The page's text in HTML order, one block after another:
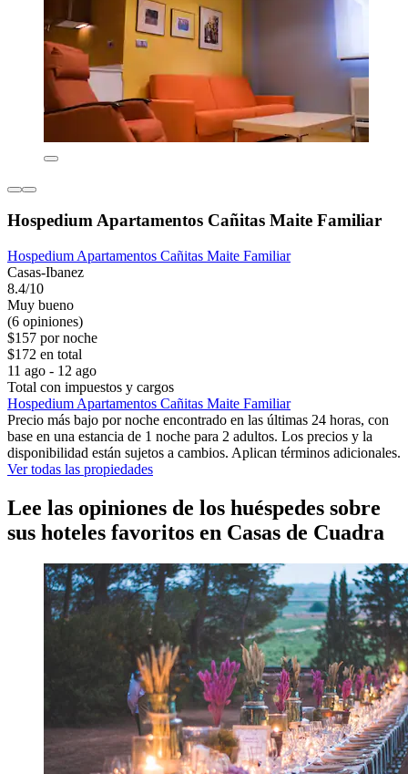
Hospedium Apartamentos Cañitas Maite Familiar
Hospedium Apartamentos Cañitas Maite Familiar
Casas-Ibanez
8.4/10
Muy bueno
(6 opiniones)
$157 por noche
$172 en total
11 ago - 12 ago
Total con impuestos y cargos
Hospedium Apartamentos Cañitas Maite Familiar
Precio más bajo por noche encontrado en las últimas 24 horas, con
base en una estancia de 1 noche para 2 adultos. Los precios y la
disponibilidad están sujetos a cambios. Aplican términos adicionales.
Ver todas las propiedades
Lee las opiniones de los huéspedes sobre
sus hoteles favoritos en Casas de Cuadra